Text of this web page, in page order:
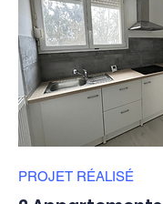
PROJET RÉALISÉ